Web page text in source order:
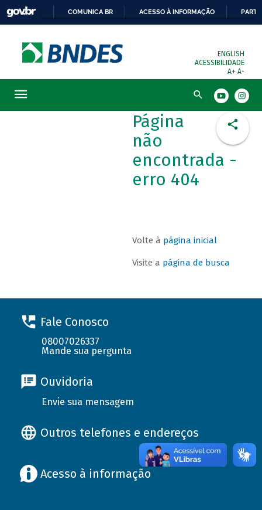
COMUNICA BR ACESSO À INFORMAÇÃO
ENGLISH
ACESSIBILIDADE
A+ A-
Busca
Página
não
encontrada -
erro 404
Volte à página inicial
Visite a página de busca
Fale Conosco
08007026337
Mande sua pergunta
Ouvidoria
Envie sua mensagem
Outros telefones e endereços
Acesso à informação